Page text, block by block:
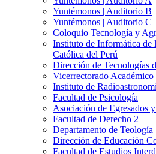
Yuntémonos | Auditorio B
Yuntémonos | Auditorio C
Coloquio Tecnología y
Instituto de Informática
Católica del Perú
Dirección de Tecnologías
Vicerrectorado Académico
Instituto de
Facultad de Psicología
Asociación de Egresados
Facultad de Derecho 2
Departamento de Teología
Dirección de Educación
Facultad de Estudios